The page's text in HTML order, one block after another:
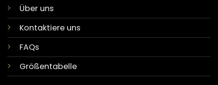
Über uns
Kontaktiere uns
FAQs
Größentabelle